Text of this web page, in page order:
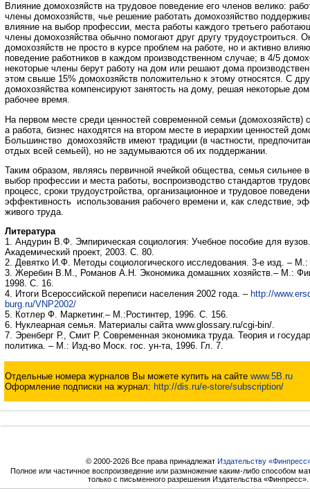
Влияние домохозяйств на трудовое поведение его членов велико:
члены домохозяйств, чье решение работать домохозяйство
влияние на выбор профессии, места работы каждого третьего
члены домохозяйства обычно помогают друг другу трудоустроиться.
домохозяйств не просто в курсе проблем на работе, но и активно
поведение работников в каждом производственном случае; в 4/5
некоторые члены берут работу на дом или решают дома
этом свыше 15% домохозяйств положительно к этому относятся. С
домохозяйства компенсируют занятость на дому, решая некоторые
рабочее время.
На первом месте среди ценностей современной семьи (домохозяйств)
а работа, бизнес находятся на втором месте в иерархии ценностей
Большинство домохозяйств имеют традиции (в частности,
отдых всей семьей), но не задумываются об их поддержании.
Таким образом, являясь первичной ячейкой общества, семья сильнее
выбор профессии и места работы, воспроизводство стандартов
процесс, сроки трудоустройства, организационное и трудовое
эффективность использования рабочего времени и, как следствие,
живого труда.
Литература
1. Андурин В.Ф. Эмпирическая социология: Учебное пособие для
Академический проект, 2003. С. 80.
2. Девятко И.Ф. Методы социологического исследования. 3-е изд. –
3. Жеребин В.М., Романов А.Н. Экономика домашних хозяйств.– М.:
1998. С. 16.
4. Итоги Всероссийской переписи населения 2002 года. – http://
burg.ru/VNP2002/
5. Котлер Ф. Маркетинг.– М.:Ростинтер, 1996. С. 156.
6. Нуклеарная семья. Материалы сайта www.glossary.ru/cgi-bin/.
7. Эренберг Р., Смит Р. Современная экономика труда. Теория и
политика. – М.: Изд-во Моск. гос. ун-та, 1996. Гл. 7.
Отдельные номера журналов Вы можете купить на сайте www.5B.ru
Оформление подписки на журнал: http://dis.ru/e-store/subscription/
© 2000-2026 Все права принадлежат Издательству
Полное или частичное воспроизведение или размножение каким-либо способом
только с письменного разрешения Издательства «Финпресс».